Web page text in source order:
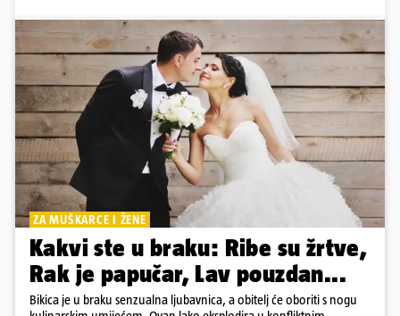
ZA MUŠKARCE I ŽENE
Kakvi ste u braku: Ribe su žrtve,
Rak je papučar, Lav pouzdan...
Bikica je u braku senzualna ljubavnica, a obitelj će oboriti s nogu